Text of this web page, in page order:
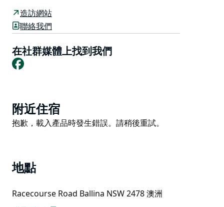
的傳統賽事，這場標誌性的夏季賽馬日是延續聖誕節慶祝
活動的完美方式。
我們誠摯邀請您帶著家人前來享受充滿活力的一天，屆時
將有免費的兒童娛樂活動、18歲以下兒童免費入場，以
及適合所有年齡段的輕鬆賽道氛圍。現場將有精彩的賽馬
這項廣受歡迎的賽事還提供免費巴士接送服務，讓您輕鬆
將車停在家中，盡情享受這一天。無論您是為賽馬、美食
還是節日氛圍而來，這都是您不容錯過的陽光明媚的一
巴利納節禮日賽馬會是夏季社交季的一大亮點，完美融合
了運動、娛樂和節慶氛圍。我們鼓勵遊客和當地居民盛裝
的回憶。
造訪網站
聯絡我們
在社群媒體上找到我們
Facebook
Product
List
附近住宿
Product
抱歉，載入產品時發生錯誤。請稍後重試。
地點
Racecourse Road Ballina NSW 2478 澳洲